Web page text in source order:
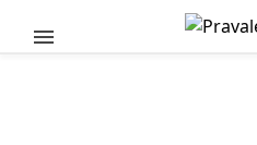
Pular para o conteúdo principal